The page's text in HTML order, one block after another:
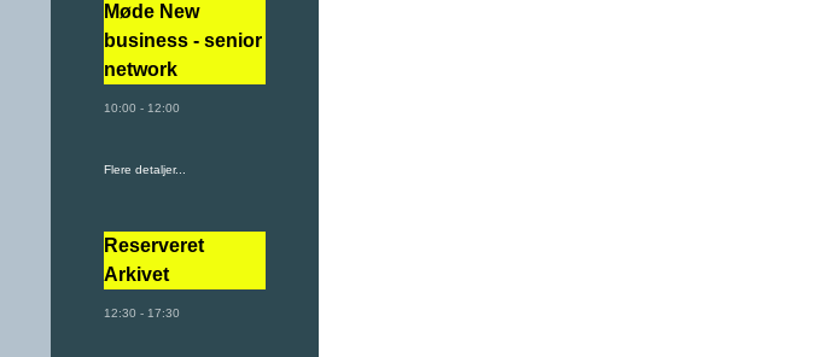
Møde New
business - senior
network
10:00 - 12:00
Flere detaljer...
Reserveret
Arkivet
12:30 - 17:30